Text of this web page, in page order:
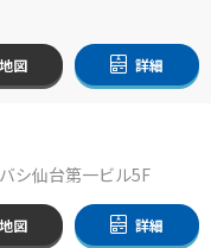
地図 詳細
シ仙台第一ビル5F
地図 詳細